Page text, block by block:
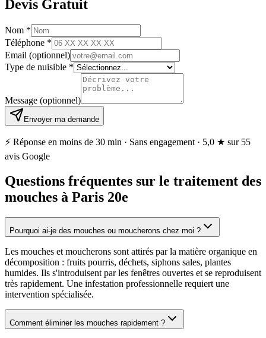
Devis Gratuit
Nom *
Téléphone *
Email (optionnel)
Type de nuisible *
Message (optionnel)
Envoyer ma demande
⚡ Réponse en moins de 30 min · Sans engagement · 5,0 ★ sur 55
avis Google
Questions fréquentes sur le traitement des
mouches à Paris 20e
Pourquoi ai-je des mouches ou moucherons chez moi ?
Les mouches et moucherons sont attirés par la matière organique en
décomposition : fruits pourris, déchets, siphons sales, plantes
humides. Ils s'introduisent par les fenêtres ouvertes et se reproduisent
très rapidement. Une infestation professionnelle requiert une
intervention spécialisée.
Comment éliminer les mouches rapidement ?